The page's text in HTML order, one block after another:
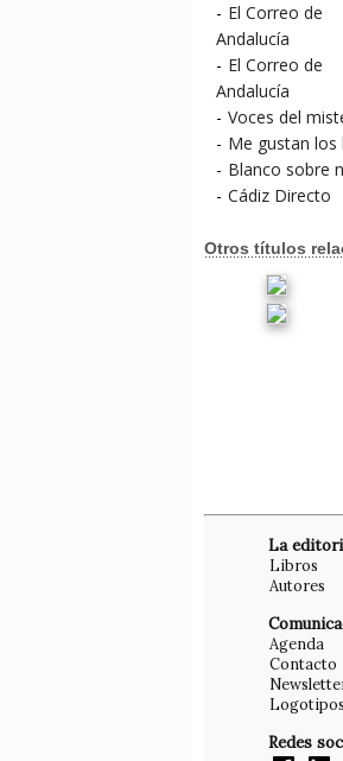
- El Correo de
Andalucía
- El Correo de
Andalucía
- Voces del
- Me gustan los
- Blanco sobre
- Cádiz Directo
Otros títulos
La
Libros
Autores
Agenda
Contacto
Logotipos
Redes